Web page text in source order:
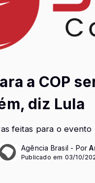
a COP
diz Lula
feitas para o evento
Agência Brasil - Por
Publicado em 03/10/